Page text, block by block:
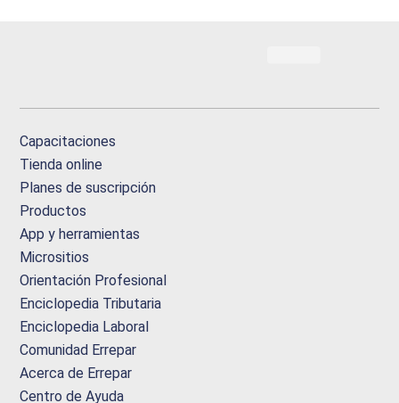
Capacitaciones
Tienda online
Planes de suscripción
Productos
App y herramientas
Micrositios
Orientación Profesional
Enciclopedia Tributaria
Enciclopedia Laboral
Comunidad Errepar
Acerca de Errepar
Centro de Ayuda